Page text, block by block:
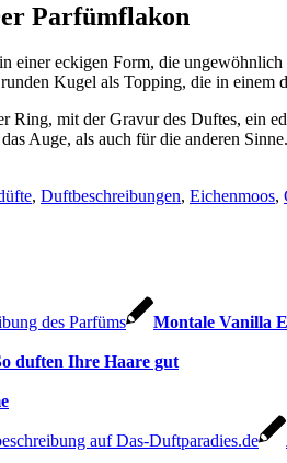
Parfümflakon
einer eckigen Form, die
Kugel als Topping, die in
Ring, mit der Gravur des Duftes, ein
Auge, als auch für die anderen
, Duftbeschreibungen, Eichenmoos,
Montale Vanilla
duften Ihre Haare gut